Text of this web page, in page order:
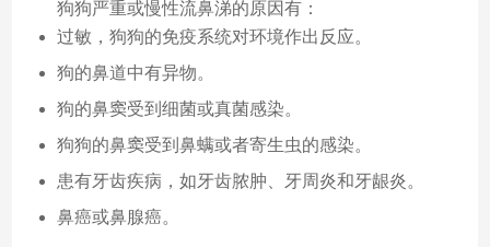
狗狗严重或慢性流鼻涕的原因有：
过敏，狗狗的免疫系统对环境作出反应。
狗的鼻道中有异物。
狗的鼻窦受到细菌或真菌感染。
狗狗的鼻窦受到鼻螨或者寄生虫的感染。
患有牙齿疾病，如牙齿脓肿、牙周炎和牙龈炎。
鼻癌或鼻腺癌。